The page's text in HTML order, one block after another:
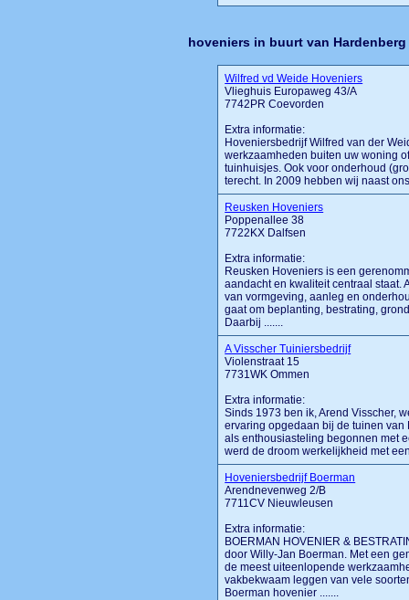
hoveniers in buurt van Hardenberg
Wilfred vd Weide Hoveniers
Vlieghuis Europaweg 43/A
7742PR Coevorden
Extra informatie:
Hoveniersbedrijf Wilfred van der
werkzaamheden buiten uw woning
tuinhuisjes. Ook voor onderhoud
terecht. In 2009 hebben wij naast
Reusken Hoveniers
Poppenallee 38
7722KX Dalfsen
Extra informatie:
Reusken Hoveniers is een
aandacht en kwaliteit centraal staat.
van vormgeving, aanleg en
gaat om beplanting, bestrating,
Daarbij .......
A Visscher Tuiniersbedrijf
Violenstraat 15
7731WK Ommen
Extra informatie:
Sinds 1973 ben ik, Arend Visscher,
ervaring opgedaan bij de tuinen van
als enthousiasteling begonnen met
werd de droom werkelijkheid met
Hoveniersbedrijf Boerman
Arendnevenweg 2/B
7711CV Nieuwleusen
Extra informatie:
BOERMAN HOVENIER &
door Willy-Jan Boerman. Met een
de meest uiteenlopende
vakbekwaam leggen van vele
Boerman hovenier .......